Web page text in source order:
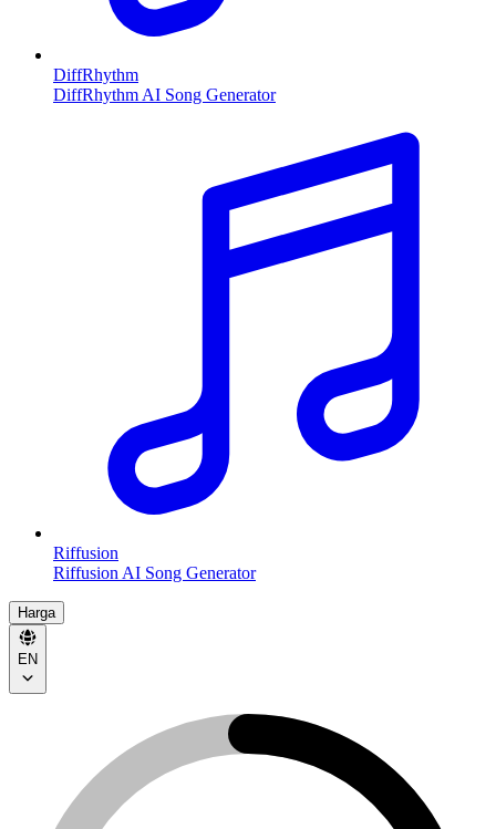
DiffRhythm
DiffRhythm AI Song Generator
Riffusion
Riffusion AI Song Generator
Harga
EN